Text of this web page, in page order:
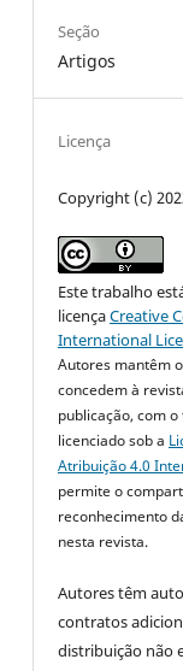
Seção
Artigos
Licença
Copyright (c)
Este trabalho
licençaCreative
International
Autores mantêm
concedem à
publicação, com
licenciado sob a
Atribuição 4.0
permite o
reconhecimento
nesta revista.
Autores têm
contratos
distribuição não